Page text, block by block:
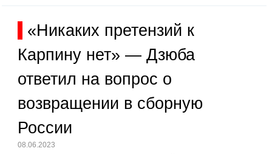
«Никаких претензий к
Карпину нет» — Дзюба
ответил на вопрос о
возвращении в сборную
России
08.06.2023